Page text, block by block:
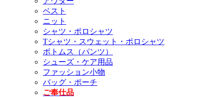
ベスト
ニット
シャツ・ポロシャツ
Tシャツ・スウェット・ポロシャツ
ボトムス（パンツ）
シューズ・ケア用品
ファッション小物
バッグ・ポーチ
ご奉仕品